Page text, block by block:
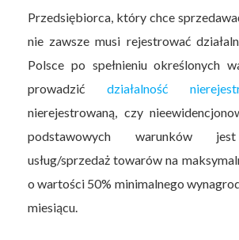
Przedsiębiorca, który chce
nie zawsze musi rejestrować
Polsce po spełnieniu określonych
prowadzićdziałalność
nierejestrowaną, czy
podstawowych warunków
usług/sprzedaż towarów na
o wartości 50% minimalnego
miesiącu.